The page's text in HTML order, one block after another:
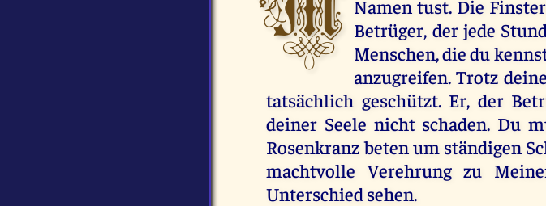
Namen tust. Die
Betrüger, der jede
Menschen, die du
anzugreifen. Trotz
tatsächlich geschützt. Er, der
deiner Seele nicht schaden. Du
Rosenkranz beten um ständigen
machtvolle Verehrung zu
Unterschied sehen.